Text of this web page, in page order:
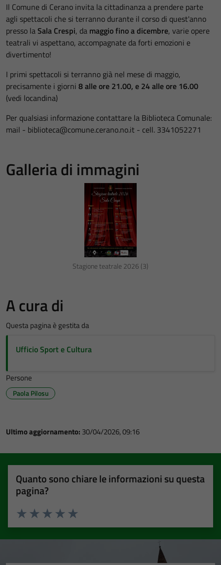
Il Comune di Cerano invita la cittadinanza a prendere parte
agli spettacoli che si terranno durante il corso di quest'anno
presso laSala Crespi, da maggio fino a dicembre, varie opere
teatrali vi aspettano, accompagnate da forti emozioni e
divertimento!
I primi spettacoli si terranno già nel mese di maggio,
precisamente i giorni 8 alle ore 21.00, e 24 alle ore 16.00
(vedi locandina)
Per qualsiasi informazione contattare la Biblioteca Comunale:
mail - biblioteca@comune.cerano.no.it - cell. 3341052271
Galleria di immagini
Stagione teatrale 2026 (3)
A cura di
Questa pagina è gestita da
Ufficio Sport e Cultura
Persone
Paola Pilosu
Ultimo aggiornamento: 30/04/2026, 09:16
Quanto sono chiare le informazioni su questa
pagina?
Valuta 5 stelle su 5
Valuta 4 stelle su 5
Valuta 3 stelle su 5
Valuta 2 stelle su 5
Valuta 1 stelle su 5